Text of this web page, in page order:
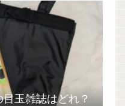
玉雑誌はどれ？